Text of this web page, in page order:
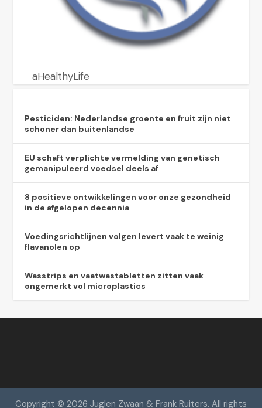
aHealthyLife
Pesticiden: Nederlandse groente en fruit zijn niet
schoner dan buitenlandse
EU schaft verplichte vermelding van genetisch
gemanipuleerd voedsel deels af
8 positieve ontwikkelingen voor onze gezondheid
in de afgelopen decennia
Voedingsrichtlijnen volgen levert vaak te weinig
flavanolen op
Wasstrips en vaatwastabletten zitten vaak
ongemerkt vol microplastics
Copyright © 2026 Juglen Zwaan & Frank Ruiters. All rights